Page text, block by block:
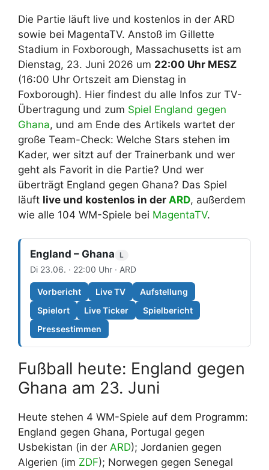
Die Partie läuft live und kostenlos in der ARD
sowie bei MagentaTV. Anstoß im Gillette
Stadium in Foxborough, Massachusetts ist am
Dienstag, 23. Juni 2026 um 22:00 Uhr MESZ
(16:00 Uhr Ortszeit am Dienstag in
Foxborough). Hier findest du alle Infos zur TV-
Übertragung und zum Spiel England gegen
Ghana, und am Ende des Artikels wartet der
große Team-Check: Welche Stars stehen im
Kader, wer sitzt auf der Trainerbank und wer
geht als Favorit in die Partie? Und wer
überträgt England gegen Ghana? Das Spiel
läuft live und kostenlos in der ARD, außerdem
wie alle 104 WM-Spiele bei MagentaTV.
England – Ghana L
Di 23.06. · 22:00 Uhr · ARD
Vorbericht Live TV
Aufstellung
Spielort
Live Ticker
Spielbericht
Pressestimmen
Fußball heute: England gegen
Ghana am 23. Juni
Heute stehen 4 WM-Spiele auf dem Programm:
England gegen Ghana, Portugal gegen
Usbekistan (in der ARD); Jordanien gegen
Algerien (im ZDF); Norwegen gegen Senegal